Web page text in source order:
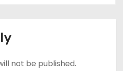
not be published.